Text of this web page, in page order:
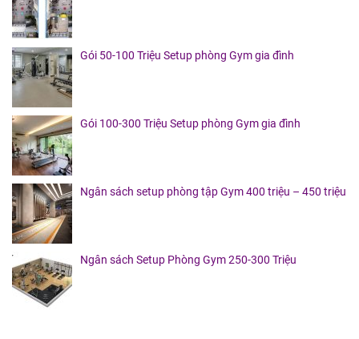
Gói 50-100 Triệu Setup phòng Gym gia đình
Gói 100-300 Triệu Setup phòng Gym gia đình
Ngân sách setup phòng tập Gym 400 triệu – 450 triệu
Ngân sách Setup Phòng Gym 250-300 Triệu